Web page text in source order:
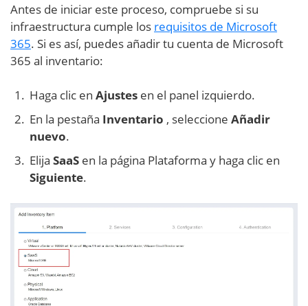
Antes de iniciar este proceso, compruebe si su
infraestructura cumple los requisitos de Microsoft
365. Si es así, puedes añadir tu cuenta de Microsoft
365 al inventario:
Haga clic en Ajustes en el panel izquierdo.
En la pestaña Inventario , seleccione Añadir
nuevo.
Elija SaaS en la página Plataforma y haga clic en
Siguiente.